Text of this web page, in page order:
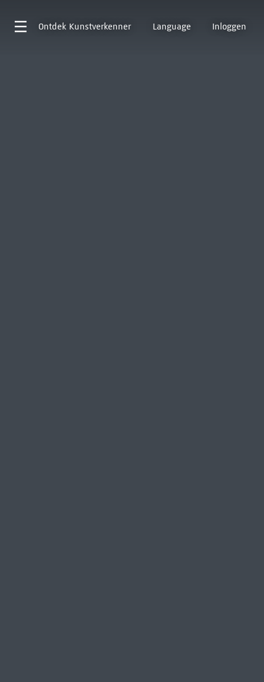
Ontdek Kunstverkenner Language Inloggen